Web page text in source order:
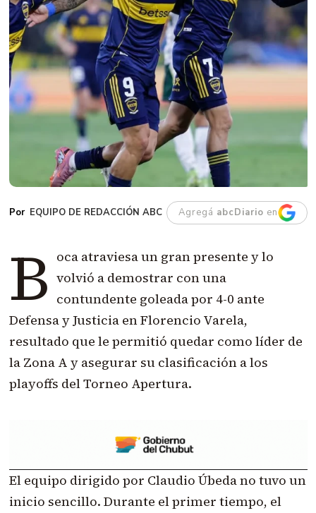
EQUIPO DE REDACCIÓN ABC Agregá abcDiario en
B oca atraviesa un gran presente y lo
volvió a demostrar con una
contundente goleada por 4-0 ante
Defensa y Justicia en Florencio Varela,
resultado que le permitió quedar como líder de
la Zona A y asegurar su clasificación a los
playoffs del Torneo Apertura.
El equipo dirigido por Claudio Úbeda no tuvo un
inicio sencillo. Durante el primer tiempo, el